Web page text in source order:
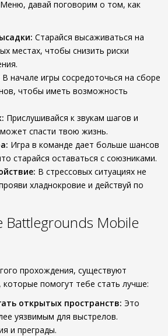
давай поговорим о том, как
Старайся высаживаться на
местах, чтобы снизить риски
В начале игры сосредоточься на сборе
чтобы иметь возможность
Прислушивайся к звукам шагов и
спасти твою жизнь.
Игра в команде дает больше шансов
старайся оставаться с союзниками.
В стрессовых ситуациях не
хладнокровие и действуй по
Mobile
прохождения, существуют
которые помогут тебе стать лучше:
открытых пространств: Это
уязвимым для выстрелов.
и преграды.